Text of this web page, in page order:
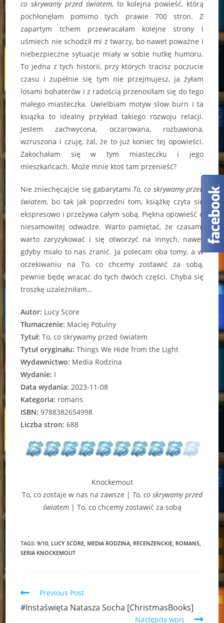
co skrywamy przed światem, to kolejna powieść, którą
pochłonęłam pomimo tych prawie 700 stron. Z
zapartym tchem przewracałam kolejne strony i
uśmiech nie schodził mi z twarzy, bo nawet poważne i
niebezpieczne sytuacje miały w sobie nutkę humoru.
To jedna z tych historii, przy których tracisz poczucie
czasu i zupełnie się tym nie przejmujesz, ja żyłam
losami bohaterów i z radością przenosiłam się do tego
małego miasteczka. Uwielbiam motyw slow burn i ta
książka to idealny przykład takiego rozwoju relacji.
Jestem zachwycona, oczarowana, rozbawiona,
wzruszona i czuję, żal, że to już koniec tej opowieści.
Zakochałam się w tym miasteczku i jego
mieszkańcach. Może mnie ktoś tam przenieść?
Nie zniechęcajcie się gabarytami To, co skrywamy przed
światem, bo tak jak poprzedni tom, książkę czyta się
ekspresowo i przeżywa całym sobą. Piękna opowieść o
niesamowitej odwadze. Warto pamiętać, że czasami
warto zaryzykować i się otworzyć na innych, nawet
gdyby miało to nas zranić. Ja polecam oba tomy, a w
oczekiwaniu na To, co chcemy zostawić za sobą,
pewnie będę wracać do tych dwóch części. Chyba się
troszkę uzależniłam…
Autor: Lucy Score
Tłumaczenie: Maciej Potulny
Tytuł: To, co skrywamy przed światem
Tytuł oryginału: Things We Hide from the Light
Wydawnictwo: Media Rodzina
Wydanie: I
Data wydania: 2023-11-08
Kategoria: romans
ISBN: 9788382654998
Liczba stron: 688
Knockemout
To, co zostaje w nas na zawsze | To, co skrywamy przed
światem| To, co chcemy zostawić za sobą
TAGS:9/10 LUCY SCORE MEDIA RODZINA RECENZENCKIE ROMANS
SERIA KNOCKEMOUT
Read
articles
Previous Post
#Instaświęta Natasza Socha [ChristmasBooks]
Następny wpis